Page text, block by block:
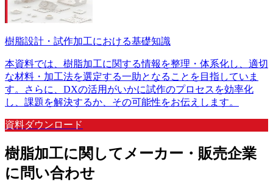
樹脂設計・試作加⼯における基礎知識
本資料では、樹脂加⼯に関する情報を整理・体系化し、適切
な材料・加⼯法を選定する⼀助となることを⽬指していま
す。さらに、DXの活⽤がいかに試作のプロセスを効率化
し、課題を解決するか、その可能性をお伝えします。
資料ダウンロード
樹脂加工に関してメーカー・販売企業
に問い合わせ